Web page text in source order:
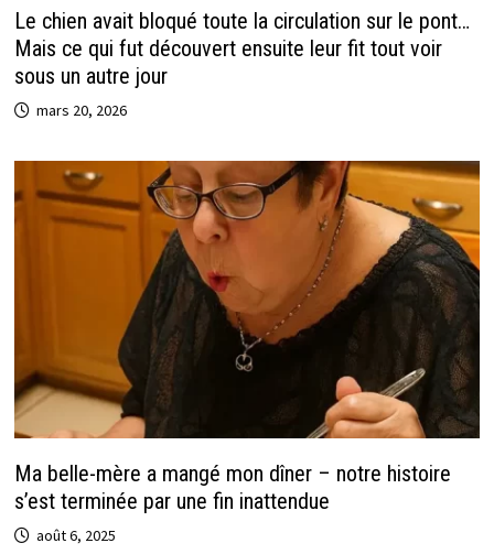
Le chien avait bloqué toute la circulation sur le pont…
Mais ce qui fut découvert ensuite leur fit tout voir
sous un autre jour
mars 20, 2026
Ma belle-mère a mangé mon dîner – notre histoire
s’est terminée par une fin inattendue
août 6, 2025